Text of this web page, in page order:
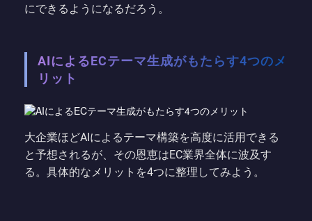
にできるようになるだろう。
AIによるECテーマ生成がもたらす4つのメ
リット
大企業ほどAIによるテーマ構築を高度に活用できる
と予想されるが、その恩恵はEC業界全体に波及す
る。具体的なメリットを4つに整理してみよう。